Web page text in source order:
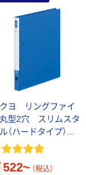
ヨ リングファイ
型2穴 スリムスタ
（ハードタイプ）
タテワイド 背幅
522~ （税込）